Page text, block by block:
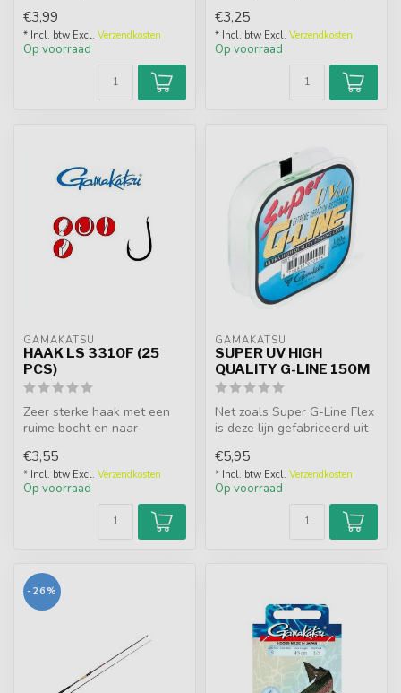
Weerhaakl...
€3,99
* Incl. btw Excl. Verzendkosten
Op voorraad
met ...
€3,25
* Incl. btw Excl. Verzendkosten
Op voorraad
GAMAKATSU
HAAK LS 3310F (25
PCS)
Zeer sterke haak met een
ruime bocht en naar
Zeer gesch...
€3,55
* Incl. btw Excl. Verzendkosten
Op voorraad
GAMAKATSU
SUPER UV HIGH
QUALITY G-LINE 150M
Net zoals Super G-Line Flex
is deze lijn gefabriceerd uit
€5,95
* Incl. btw Excl. Verzendkosten
Op voorraad
-26%